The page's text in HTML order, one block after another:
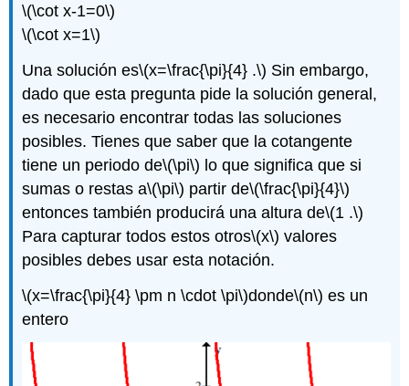
\(\cot x-1=0\)
\(\cot x=1\)
Una solución es\(x=\frac{\pi}{4} .\) Sin embargo,
dado que esta pregunta pide la solución general,
es necesario encontrar todas las soluciones
posibles. Tienes que saber que la cotangente
tiene un periodo de\(\pi\) lo que significa que si
sumas o restas a\(\pi\) partir de\(\frac{\pi}{4}\)
entonces también producirá una altura de\(1 .\)
Para capturar todos estos otros\(x\) valores
posibles debes usar esta notación.
\(x=\frac{\pi}{4} \pm n \cdot \pi\)donde\(n\) es un
entero